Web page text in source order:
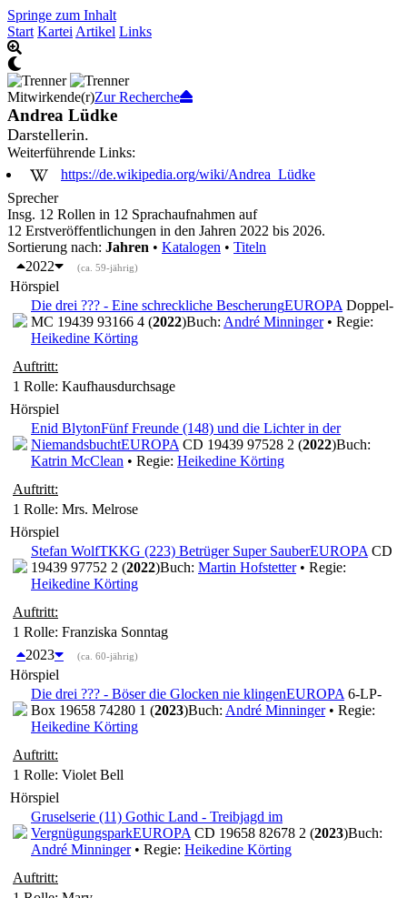
Springe zum Inhalt
Start Kartei Artikel Links
Mitwirkende(r)Zur Recherche
Andrea Lüdke
Darstellerin.
Weiterführende Links:
https://de.wikipedia.org/wiki/Andrea_Lüdke
Sprecher
Insg. 12 Rollen in 12 Sprachaufnahmen auf
12 Erstveröffentlichungen in den Jahren 2022 bis 2026.
Sortierung nach: Jahren • Katalogen • Titeln
2022
(ca. 59-jährig)
Hörspiel
Die drei ??? - Eine schreckliche BescherungEUROPA Doppel-
MC 19439 93166 4 (2022)Buch: André Minninger• Regie:
Heikedine Körting
Auftritt:
1 Rolle: Kaufhausdurchsage
Hörspiel
Enid BlytonFünf Freunde (148) und die Lichter in der
NiemandsbuchtEUROPA CD 19439 97528 2 (2022)Buch:
Katrin McClean • Regie: Heikedine Körting
Auftritt:
1 Rolle: Mrs. Melrose
Hörspiel
Stefan WolfTKKG (223) Betrüger Super SauberEUROPA CD
19439 97752 2 (2022)Buch: Martin Hofstetter• Regie:
Heikedine Körting
Auftritt:
1 Rolle: Franziska Sonntag
2023
(ca. 60-jährig)
Hörspiel
Die drei ??? - Böser die Glocken nie klingenEUROPA 6-LP-
Box 19658 74280 1 (2023)Buch: André Minninger• Regie:
Heikedine Körting
Auftritt:
1 Rolle: Violet Bell
Hörspiel
Gruselserie (11) Gothic Land - Treibjagd im
VergnügungsparkEUROPA CD 19658 82678 2 (2023)Buch:
André Minninger• Regie: Heikedine Körting
Auftritt: